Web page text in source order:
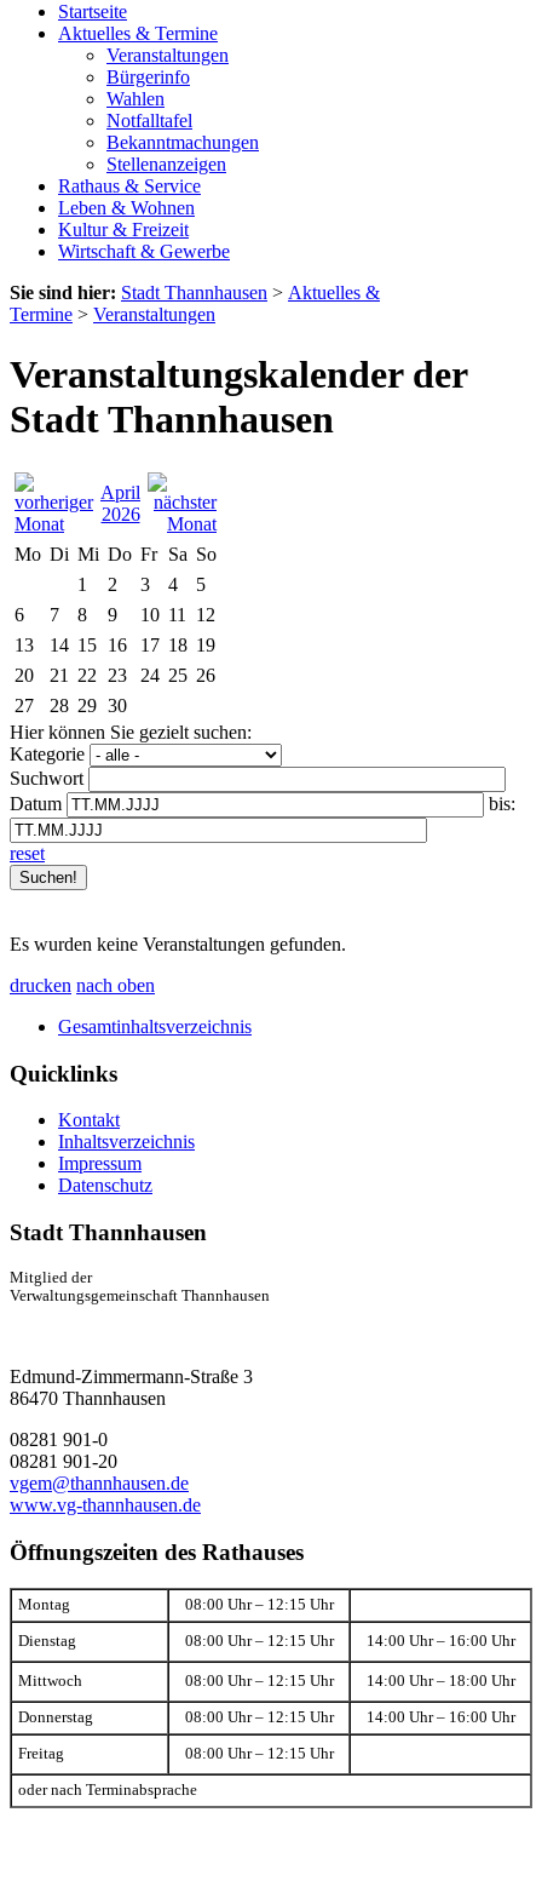
Startseite
Aktuelles & Termine
Veranstaltungen
Bürgerinfo
Wahlen
Notfalltafel
Bekanntmachungen
Stellenanzeigen
Rathaus & Service
Leben & Wohnen
Kultur & Freizeit
Wirtschaft & Gewerbe
Sie sind hier: Stadt Thannhausen > Aktuelles &
Termine > Veranstaltungen
Veranstaltungskalender der
Stadt Thannhausen
April
2026
Mo Di Mi Do Fr Sa So
1
2 3 4
5
6
7 8 9 10 11
12
13
14 15 16 17 18 19
20
21 22 23 24 25 26
27
28 29 30
Hier können Sie gezielt suchen:
Kategorie
Suchwort
Datum
bis:
reset
Es wurden keine Veranstaltungen gefunden.
drucken nach oben
Gesamtinhaltsverzeichnis
Quicklinks
Kontakt
Inhaltsverzeichnis
Impressum
Datenschutz
Stadt Thannhausen
Mitglied der
Verwaltungsgemeinschaft Thannhausen
Edmund-Zimmermann-Straße 3
86470 Thannhausen
08281 901-0
08281 901-20
vgem@thannhausen.de
www.vg-thannhausen.de
Öffnungszeiten des Rathauses
Montag 08:00 Uhr – 12:15 Uhr
Dienstag 08:00 Uhr – 12:15 Uhr 14:00 Uhr – 16:00 Uhr
Mittwoch 08:00 Uhr – 12:15 Uhr 14:00 Uhr – 18:00 Uhr
Donnerstag 08:00 Uhr – 12:15 Uhr 14:00 Uhr – 16:00 Uhr
Freitag 08:00 Uhr – 12:15 Uhr
oder nach Terminabsprache